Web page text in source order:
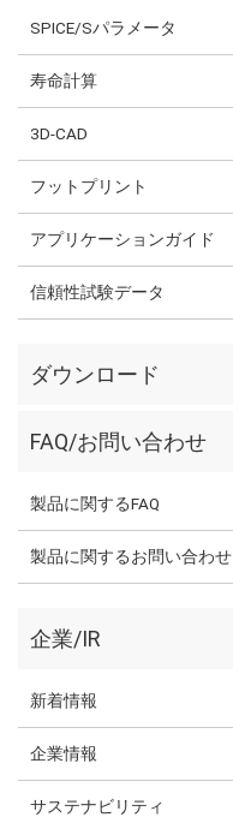
SPICE/Sパラメータ
寿命計算
3D-CAD
フットプリント
アプリケーションガイド
信頼性試験データ
ダウンロード
FAQ/お問い合わせ
製品に関するFAQ
製品に関するお問い合わせ
企業/IR
新着情報
企業情報
サステナビリティ